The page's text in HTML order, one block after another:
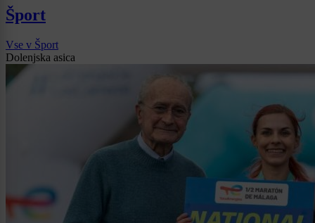
Šport
Vse v Šport
Dolenjska asica